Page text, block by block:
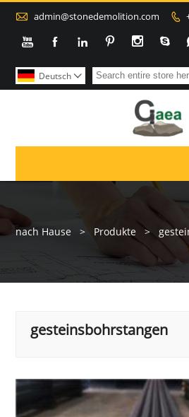
 admin@stonedemolition.com 
     
Deutsch 
nach Hause > Produkte >
gesteinsbohrstangen